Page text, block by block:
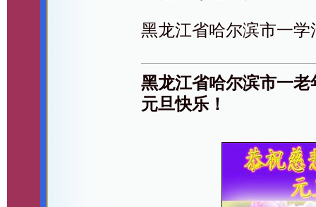
黑龙江省哈尔滨市一
黑龙江省哈尔滨市一
元旦快乐！